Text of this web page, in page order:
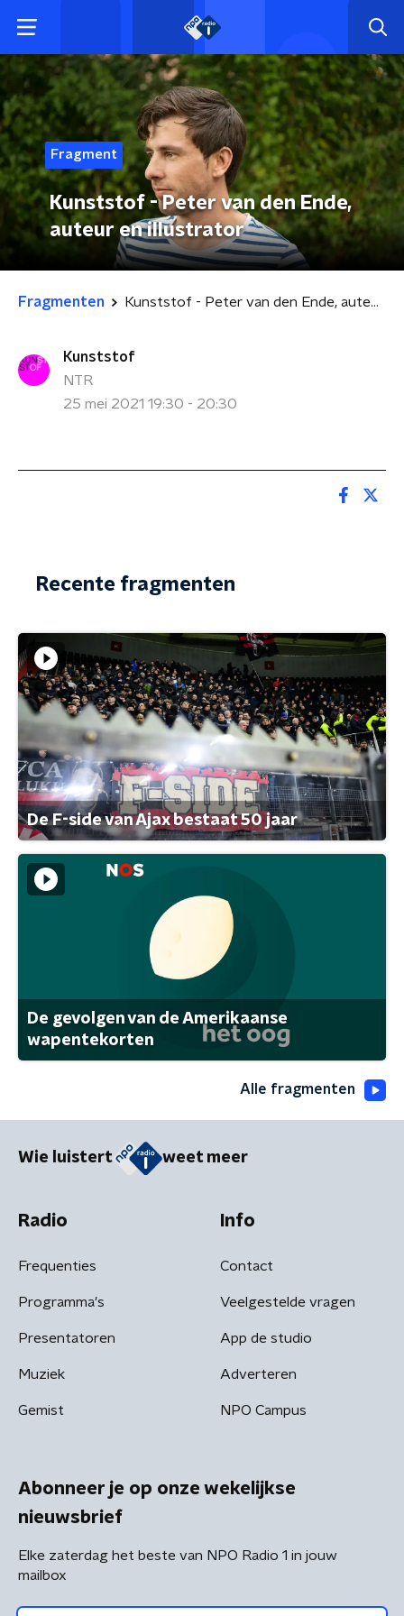
Fragment
Kunststof - Peter van den Ende,
auteur en illustrator
Fragmenten Kunststof - Peter van den Ende, auteur en illustrator
Kunststof
NTR
25 mei 2021 19:30 - 20:30
Recente fragmenten
De F-side van Ajax bestaat 50 jaar
De gevolgen van de Amerikaanse
wapentekorten
Alle fragmenten
Wie luistert weet meer
Radio
Frequenties
Programma's
Presentatoren
Muziek
Gemist
Info
Contact
Veelgestelde vragen
App de studio
Adverteren
NPO Campus
Abonneer je op onze wekelijkse
nieuwsbrief
Elke zaterdag het beste van NPO Radio 1 in jouw
mailbox